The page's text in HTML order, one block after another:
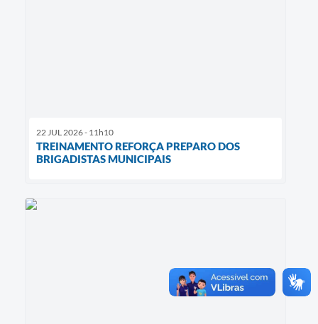
22 JUL 2026 - 11h10
TREINAMENTO REFORÇA PREPARO DOS
BRIGADISTAS MUNICIPAIS